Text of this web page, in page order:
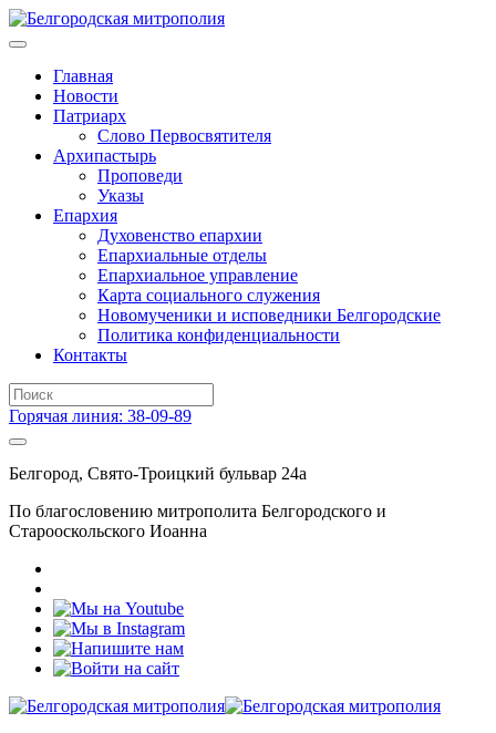
Главная
Новости
Патриарх
Слово Первосвятителя
Архипастырь
Проповеди
Указы
Епархия
Духовенство епархии
Епархиальные отделы
Епархиальное управление
Карта социального служения
Новомученики и исповедники Белгородские
Политика конфиденциальности
Контакты
Горячая линия: 38-09-89
Белгород, Свято-Троицкий бульвар 24а
По благословению митрополита Белгородского и
Старооскольского Иоанна